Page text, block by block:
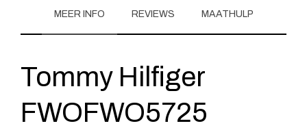
MEER INFO REVIEWS MAATHULP
Tommy Hilfiger
FWOFWO5725